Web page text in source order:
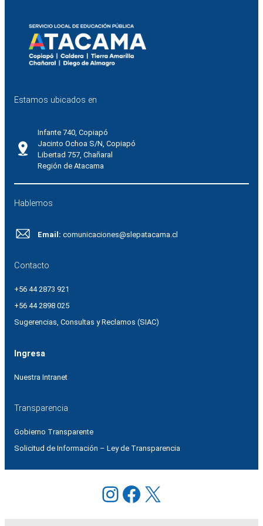
Estamos ubicados en
Infante 740, Copiapó
Jacinto Ochoa S/N, Copiapó
Libertad 757, Chañaral
Región de Atacama
Hablemos
Email: comunicaciones@slepatacama.cl
Contacto
+56 44 2873 921
+56 44 2898 025
Sugerencias, Consultas y Reclamos (SIAC)
Ingresa
Nuestra Intranet
Transparencia
Gobierno Transparente
Solicitud de Información – Ley de Transparencia
Instagram
Facebook
X